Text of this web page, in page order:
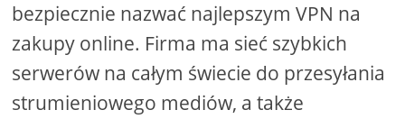
bezpiecznie nazwać najlepszym VPN na
zakupy online. Firma ma sieć szybkich
serwerów na całym świecie do przesyłania
strumieniowego mediów, a także